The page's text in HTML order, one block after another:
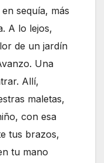
sequía, más
A lo lejos,
de un jardín
Una
Allí,
maletas,
con esa
tus brazos,
tu mano